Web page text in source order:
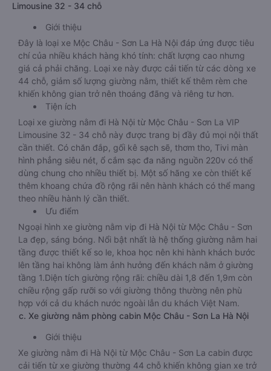
Limousine 32 - 34 chỗ
Giới thiệu
Đây là loại xe Mộc Châu - Sơn La Hà Nội đáp ứng được tiêu
chí của nhiều khách hàng khó tính: chất lượng cao nhưng
giá cả phải chăng. Loại xe này được cải tiến từ các dòng xe
44 chỗ, giảm số lượng giường nằm, thiết kế thêm rèm che
khiến không gian trở nên thoáng đãng và riêng tư hơn.
Tiện ích
Loại xe giường nằm đi Hà Nội từ Mộc Châu - Sơn La VIP
Limousine 32 - 34 chỗ này được trang bị đầy đủ mọi nội thất
cần thiết. Có chăn đắp, gối kê sạch sẽ, thơm tho, Tivi màn
hình phẳng siêu nét, ổ cắm sạc đa năng nguồn 220v có thể
dùng chung cho nhiều thiết bị. Một số hãng xe còn thiết kế
thêm khoang chứa đồ rộng rãi nên hành khách có thể mang
theo nhiều hành lý cần thiết.
Ưu điểm
Ngoại hình xe giường nằm vip đi Hà Nội từ Mộc Châu - Sơn
La đẹp, sáng bóng. Nổi bật nhất là hệ thống giường nằm hai
tầng được thiết kế so le, khoa học nên khi hành khách bước
lên tầng hai không làm ảnh hưởng đến khách nằm ở giường
tầng 1.Diện tích giường rộng rãi: chiều dài 1,8 đến 1,9m còn
chiều rộng gấp rưỡi so với giường thông thường nên phù
hợp với cả du khách nước ngoài lẫn du khách Việt Nam.
c. Xe giường nằm phòng cabin Mộc Châu - Sơn La Hà Nội
Giới thiệu
Xe giường nằm đi Hà Nội từ Mộc Châu - Sơn La cabin được
cải tiến từ xe giường thường 44 chỗ khiến không gian xe trở